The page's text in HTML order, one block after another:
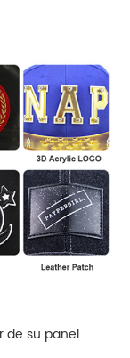
de su panel